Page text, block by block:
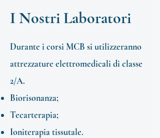
I Nostri Laboratori
Durante i corsi MCB si utilizzeranno
attrezzature elettromedicali di classe
2/A.
Biorisonanza;
Tecarterapia;
Ioniterapia tissutale.